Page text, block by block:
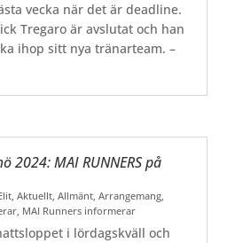
vecka när det är deadline.
Tregaro är avslutat och han
ihop sitt nya tränarteam. –
2024: MAI RUNNERS på
,Aktuellt,Allmänt,Arrangemang,
, MAI Runners informerar
i lördagskväll och